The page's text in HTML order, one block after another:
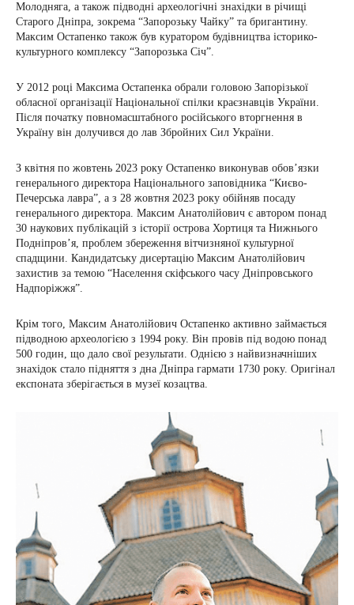
Молодняга, а також підводні археологічні знахідки в річищі
Старого Дніпра, зокрема “Запорозьку Чайку” та бригантину.
Максим Остапенко також був куратором будівництва історико-
культурного комплексу “Запорозька Січ”.
У 2012 році Максима Остапенка обрали головою Запорізької
обласної організації Національної спілки краєзнавців України.
Після початку повномасштабного російського вторгнення в
Україну він долучився до лав Збройних Сил України.
З квітня по жовтень 2023 року Остапенко виконував обов’язки
генерального директора Національного заповідника “Києво-
Печерська лавра”, а з 28 жовтня 2023 року обійняв посаду
генерального директора. Максим Анатолійович є автором понад
30 наукових публікацій з історії острова Хортиця та Нижнього
Подніпров’я, проблем збереження вітчизняної культурної
спадщини. Кандидатську дисертацію Максим Анатолійович
захистив за темою “Населення скіфського часу Дніпровського
Надпоріжжя”.
Крім того, Максим Анатолійович Остапенко активно займається
підводною археологією з 1994 року. Він провів під водою понад
500 годин, що дало свої результати. Однією з найвизначніших
знахідок стало підняття з дна Дніпра гармати 1730 року. Оригінал
експоната зберігається в музеї козацтва.